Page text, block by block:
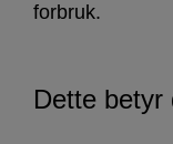
forbruk.
Dette betyr